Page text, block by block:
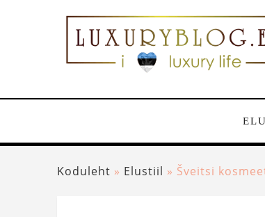
Koduleht » Elustiil » Šveitsi